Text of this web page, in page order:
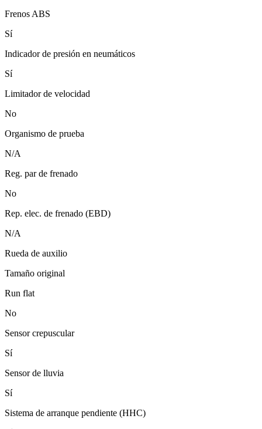
Frenos ABS
Sí
Indicador de presión en neumáticos
Sí
Limitador de velocidad
No
Organismo de prueba
N/A
Reg. par de frenado
No
Rep. elec. de frenado (EBD)
N/A
Rueda de auxilio
Tamaño original
Run flat
No
Sensor crepuscular
Sí
Sensor de lluvia
Sí
Sistema de arranque pendiente (HHC)